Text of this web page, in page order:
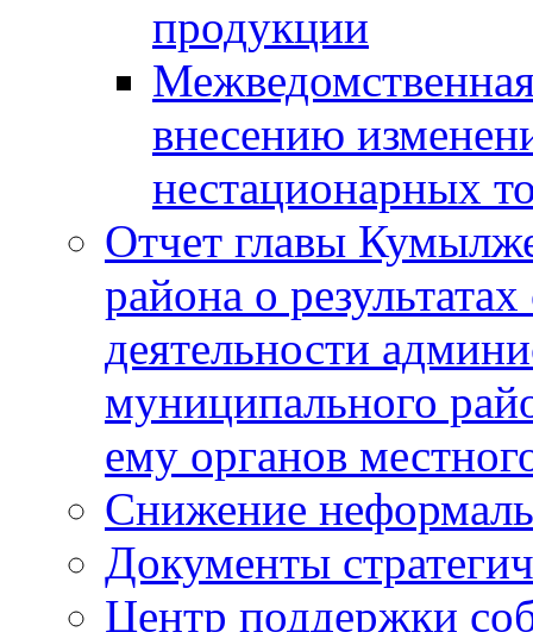
продукции
внесению
нестационарных
Отчет главы
района о
деятельности
муниципального
ему органов
Снижение
Документы
Центр поддержки